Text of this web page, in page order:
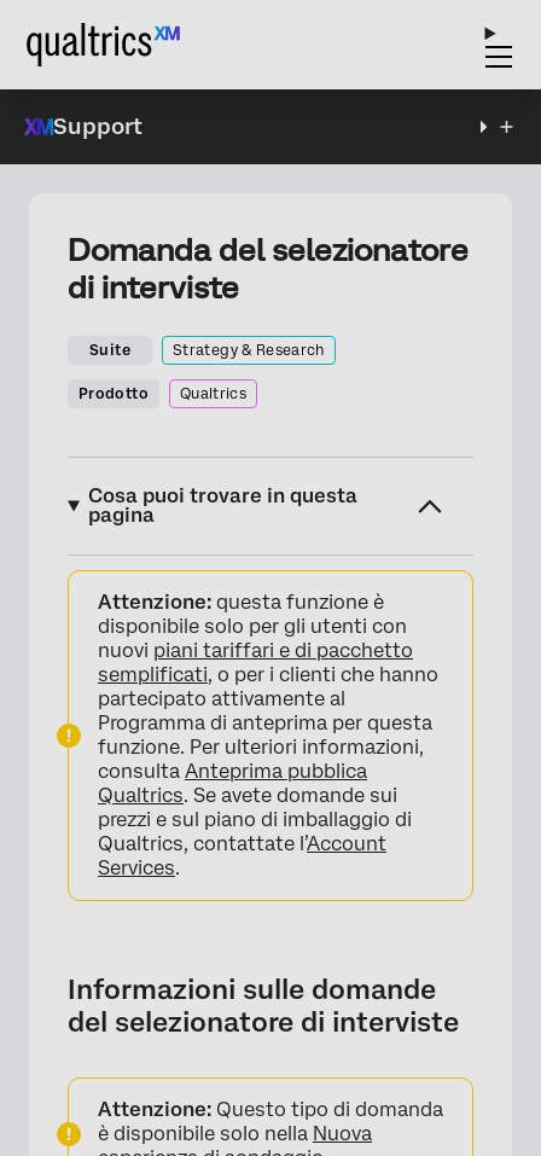
Support
Domanda del selezionatore
di interviste
Suite Strategy & Research
Prodotto Qualtrics
Cosa puoi trovare in questa
pagina
Informazioni sulle domande del
selezionatore di interviste
Impostazione di una domanda di selezione
per il colloquio
Esperienza del rispondente
Interviste Zoom
DATI E ANALISI; analisi
Attenzione: questa funzione è
disponibile solo per gli utenti con
nuovi piani tariffari e di pacchetto
semplificati, o per i clienti che hanno
partecipato attivamente al
Programma di anteprima per questa
funzione. Per ulteriori informazioni,
consulta Anteprima pubblica
Qualtrics. Se avete domande sui
prezzi e sul piano di imballaggio di
Qualtrics, contattate l’Account
Services.
Informazioni sulle domande
del selezionatore di interviste
Attenzione: Questo tipo di domanda
è disponibile solo nella Nuova